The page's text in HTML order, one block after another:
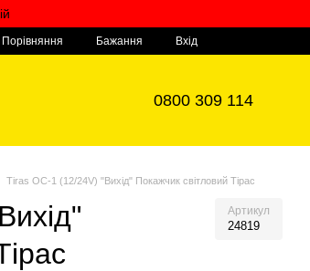
Порівняння Бажання Вхід
0800 309 114
Tiras ОС-1 (12/24V) "Вихід" Покажчик світловий Тірас
Артикул
24819